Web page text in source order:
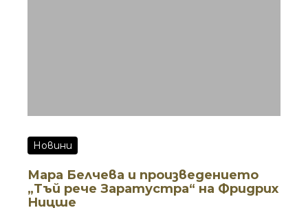
Новини
Мара Белчева и произведението
„Тъй рече Заратустра“ на Фридрих
Ницше